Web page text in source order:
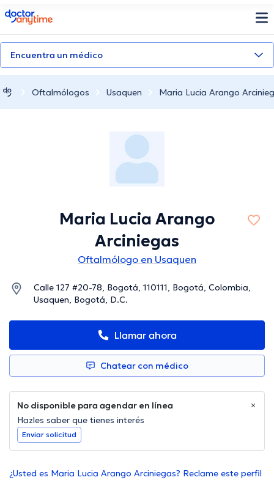
doctoranytime
Encuentra un médico
Oftalmólogos Usaquen Maria Lucia Arango
Maria Lucia Arango
Arciniegas
Oftalmólogo en Usaquen
Calle 127 #20-78, Bogotá, 110111, Bogotá, Colombia,
Usaquen, Bogotá, D.C.
Llamar ahora
Chatear con médico
No disponible para agendar en línea
Hazles saber que tienes interés
Enviar solicitud
¿Usted es Maria Lucia Arango Arciniegas? Reclame este perfil